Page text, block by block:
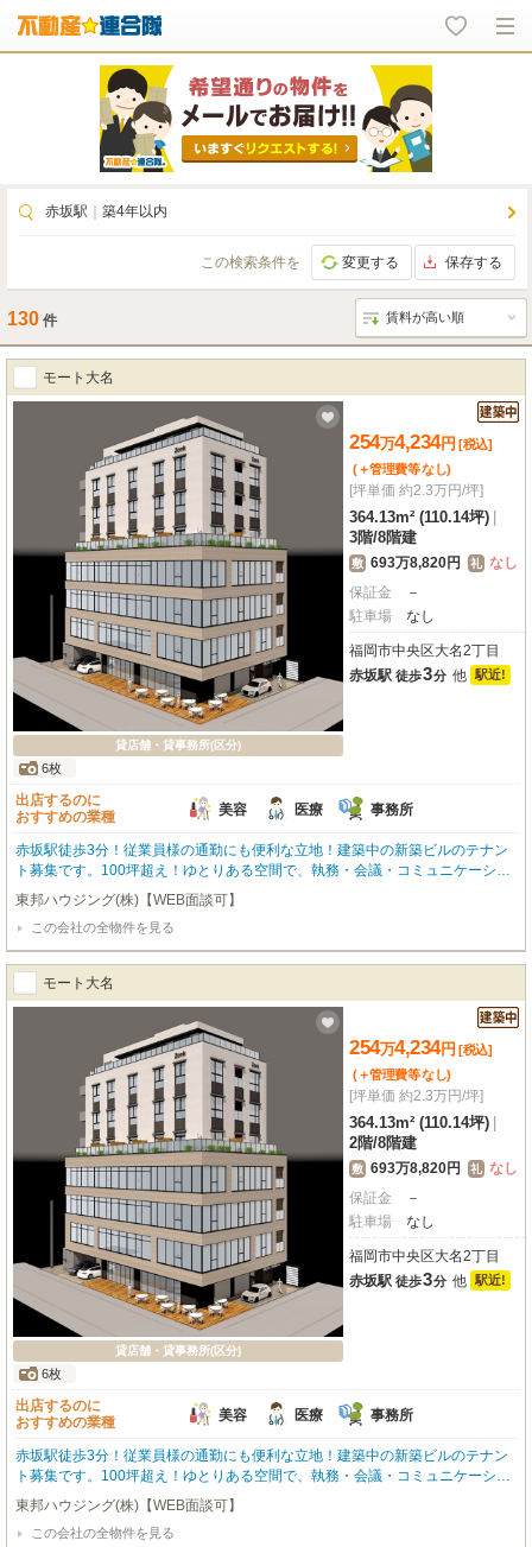
赤坂駅 築4年以内
この検索条件を 変更する 保存する
130 件
モート大名
貸店舗・貸事務所(区分)
6枚
254万4,234円 [税込]
(＋管理費等なし)
[坪単価 約2.3万円/坪]
364.13m² (110.14坪)
3階/8階建
敷 693万8,820円 礼 なし
保証金
－
駐車場
なし
福岡市中央区大名2丁目
赤坂駅 徒歩3分 他 駅近!
出店するのに
おすすめの業種
美容 医療 事務所
赤坂駅徒歩3分！従業員様の通勤にも便利な立地！建築中の新築ビルのテナン
ト募集です。100坪超え！ゆとりある空間で、執務・会議・コミュニケーショ
ンを一体で設計できます。内装付き（床・壁・天井・空調・照明設備等）。上
階にはホテルが入居予定です。角地のため視認性良好です！ ■9:00-17:30まで
月～土曜日まで営業中！！(日曜・祝日・年末年始を除く)お気軽にお問い合わ
せください！東邦ハウジング 092-731-4551
東邦ハウジング(株)【WEB面談可】
この会社の全物件を見る
モート大名
貸店舗・貸事務所(区分)
6枚
254万4,234円 [税込]
(＋管理費等なし)
[坪単価 約2.3万円/坪]
364.13m² (110.14坪)
2階/8階建
敷 693万8,820円 礼 なし
保証金
－
駐車場
なし
福岡市中央区大名2丁目
赤坂駅 徒歩3分 他 駅近!
出店するのに
おすすめの業種
美容 医療 事務所
赤坂駅徒歩3分！従業員様の通勤にも便利な立地！建築中の新築ビルのテナン
ト募集です。100坪超え！ゆとりある空間で、執務・会議・コミュニケーショ
ンを一体で設計できます。内装付き（床・壁・天井・空調・照明設備等）。上
階にはホテルが入居予定です。角地のため視認性良好です！ ■9:00-17:30まで
月～土曜日まで営業中！！(日曜・祝日・年末年始を除く)お気軽にお問い合わ
東邦ハウジング(株)【WEB面談可】
この会社の全物件を見る